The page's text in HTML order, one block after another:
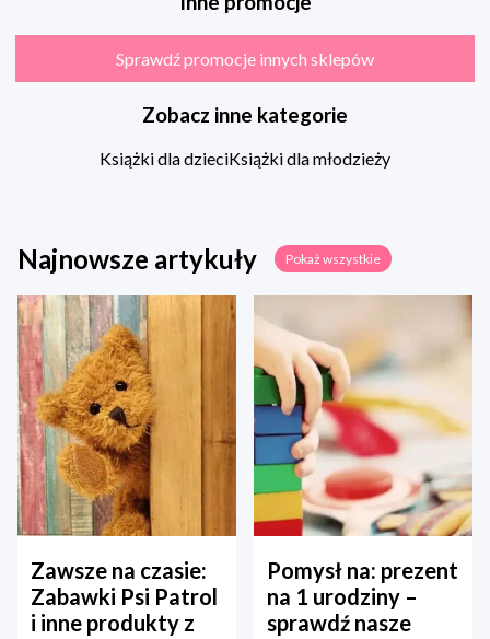
Sprawdź promocje innych sklepów
Zobacz inne kategorie
Książki dla dzieciKsiążki dla młodzieży
Najnowsze artykuły Pokaż wszystkie
Zawsze na czasie:
Zabawki Psi Patrol
i inne produkty z
Pomysł na: prezent
na 1 urodziny –
sprawdź nasze